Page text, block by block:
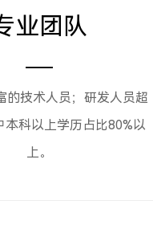
业团队
的技术人员；研发人员超
本科以上学历占比80%以
上。